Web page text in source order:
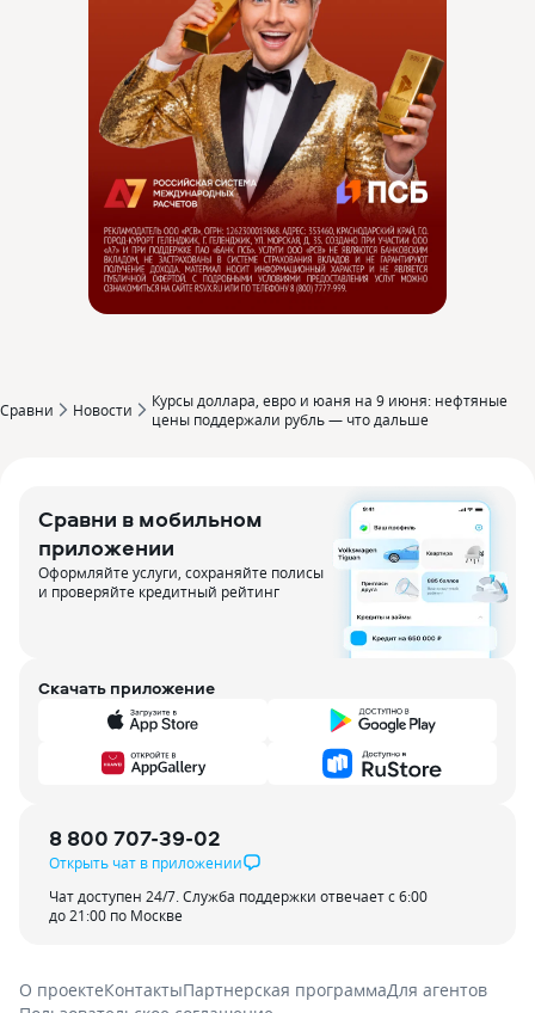
Сравни Новости
Курсы доллара, евро и юаня на 9 июня: нефтяные
цены поддержали рубль — что дальше
Сравни в мобильном
приложении
Оформляйте услуги, сохраняйте полисы
и проверяйте кредитный рейтинг
Скачать приложение
8 800 707-39-02
Открыть чат в приложении
Чат доступен 24/7. Служба поддержки отвечает с 6:00
до 21:00 по Москве
О проектеКонтактыПартнерская программаДля агентов